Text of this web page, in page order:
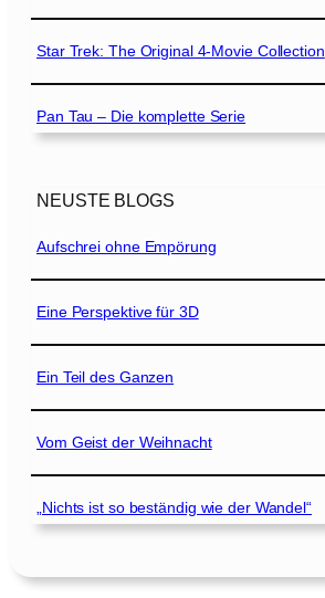
Star Trek: The Original 4-Movie Collection
Pan Tau – Die komplette Serie
NEUSTE BLOGS
Aufschrei ohne Empörung
Eine Perspektive für 3D
Ein Teil des Ganzen
Vom Geist der Weihnacht
„Nichts ist so beständig wie der Wandel“